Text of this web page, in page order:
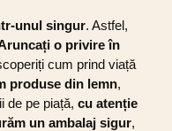
unul singur. Astfel,
o privire în
cum prind viață
produse din lemn,
de pe piață, cu atenție
un ambalaj sigur,